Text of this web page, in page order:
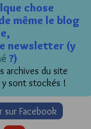
chose
même le blog
newsletter (y
?)
archives du site
sont stockés !
sur Facebook